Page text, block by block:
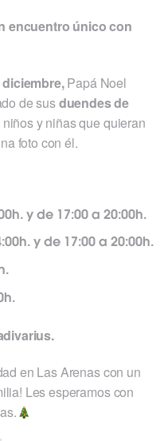
encuentro único con
Papá Noel
de susduendes de
y niñas que quieran
foto con él.
y de 17:00 a 20:00h.
y de 17:00 a 20:00h.
en Las Arenas con un
Les esperamos con